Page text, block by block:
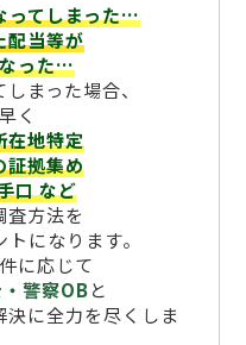
ってしまった…
配当等が
った…
まった場合、
く
在地特定
証拠集め
口など
査方法を
になります。
に応じて
警察OBと
に全力を尽くしま